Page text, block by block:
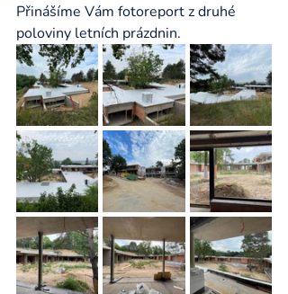
Přinášíme Vám fotoreport z druhé
poloviny letních prázdnin.